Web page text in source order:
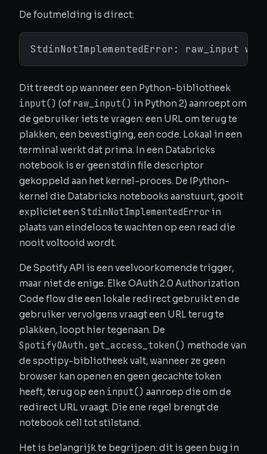
De foutmelding is direct:
StdinNotImplementedError: raw_input
Dit treedt op wanneer een Python-bibliotheek
input() (of raw_input() in Python 2) aanroept om
de gebruiker iets te vragen: een URL om terug te
plakken, een bevestiging, een code. Lokaal in een
terminal werkt dat prima. In een Databricks
notebook is er geen stdin file descriptor
gekoppeld aan het kernel-proces. De IPython-
kernel die Databricks notebooks aanstuurt, gooit
expliciet een StdinNotImplementedError in
plaats van eindeloos te wachten op een read die
nooit voltooid wordt.
De Spotify API is een veelvoorkomende trigger,
maar niet de enige. Elke OAuth 2.0 Authorization
Code flow die een lokale redirect gebruikt en de
gebruiker vervolgens vraagt een URL terug te
plakken, loopt hier tegenaan. De
SpotifyOAuth.get_access_token() methode van
de spotipy-bibliotheek valt, wanneer ze geen
browser kan openen en geen gecachte token
heeft, terug op een input() aanroep die om de
redirect URL vraagt. Die ene regel brengt de
notebook cell tot stilstand.
Het is belangrijk te begrijpen: dit is geen bug in